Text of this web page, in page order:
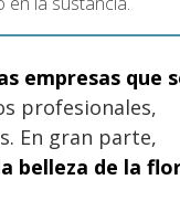
empresas que
profesionales,
En gran parte,
belleza de la